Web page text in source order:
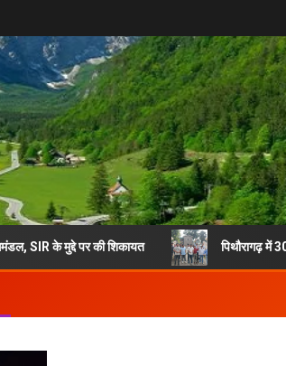
पर की शिकायत पिथौरागढ़ में 30000 लोगों